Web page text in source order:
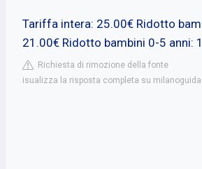
Tariffa intera: 25.00€ Ridotto
21.00€ Ridotto bambini 0-5 anni:
Richiesta di rimozione della fonte
isualizza la risposta completa su